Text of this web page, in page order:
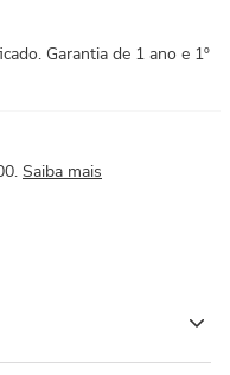
Garantia de 1 ano e 1º
Saiba mais